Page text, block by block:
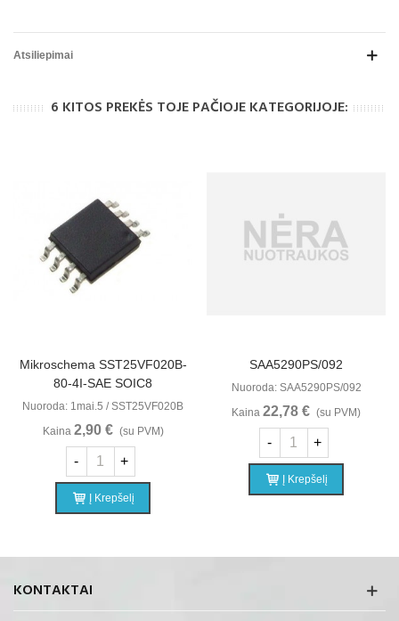
Atsiliepimai
6 KITOS PREKĖS TOJE PAČIOJE KATEGORIJOJE:
Mikroschema SST25VF020B-
80-4I-SAE SOIC8
Nuoroda: 1mai.5 / SST25VF020B
Kaina 2,90 € (su PVM)
- +
Į Krepšelį
SAA5290PS/092
Nuoroda: SAA5290PS/092
Kaina 22,78 € (su PVM)
- +
Į Krepšelį
KONTAKTAI